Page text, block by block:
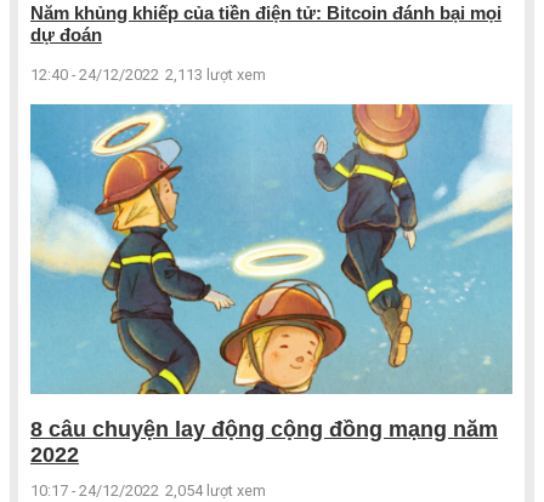
Năm khủng khiếp của tiền điện tử: Bitcoin đánh bại mọi
dự đoán
12:40 - 24/12/2022 2,113 lượt xem
8 câu chuyện lay động cộng đồng mạng năm
2022
10:17 - 24/12/2022 2,054 lượt xem